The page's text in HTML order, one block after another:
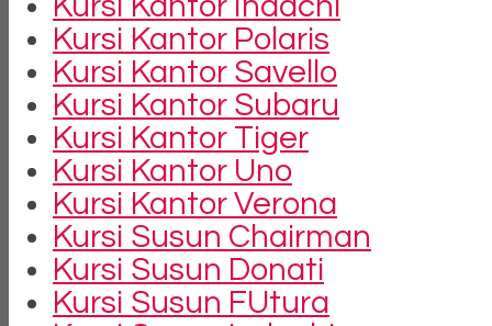
Kursi Kantor Indachi
Kursi Kantor Polaris
Kursi Kantor Savello
Kursi Kantor Subaru
Kursi Kantor Tiger
Kursi Kantor Uno
Kursi Kantor Verona
Kursi Susun Chairman
Kursi Susun Donati
Kursi Susun FUtura